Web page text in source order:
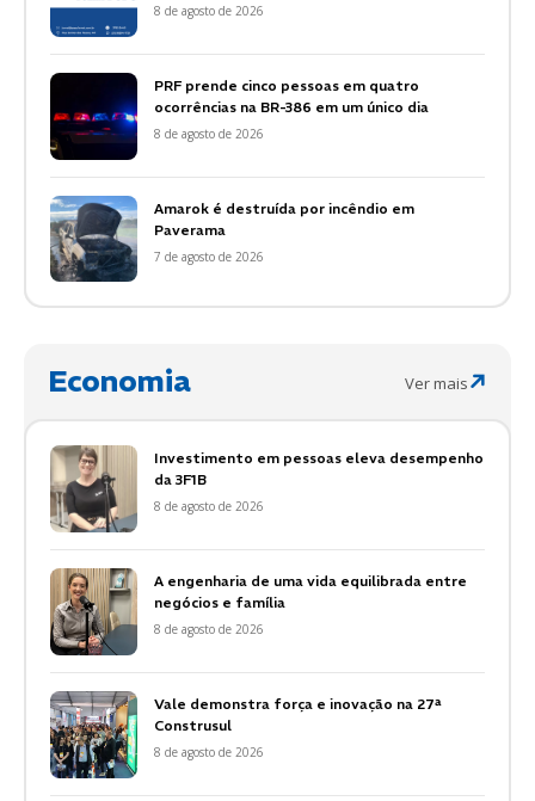
8 de agosto de 2026
PRF prende cinco pessoas em quatro
ocorrências na BR-386 em um único dia
8 de agosto de 2026
Amarok é destruída por incêndio em
Paverama
7 de agosto de 2026
Economia Ver mais
Investimento em pessoas eleva desempenho
da 3F1B
8 de agosto de 2026
A engenharia de uma vida equilibrada entre
negócios e família
8 de agosto de 2026
Vale demonstra força e inovação na 27ª
Construsul
8 de agosto de 2026